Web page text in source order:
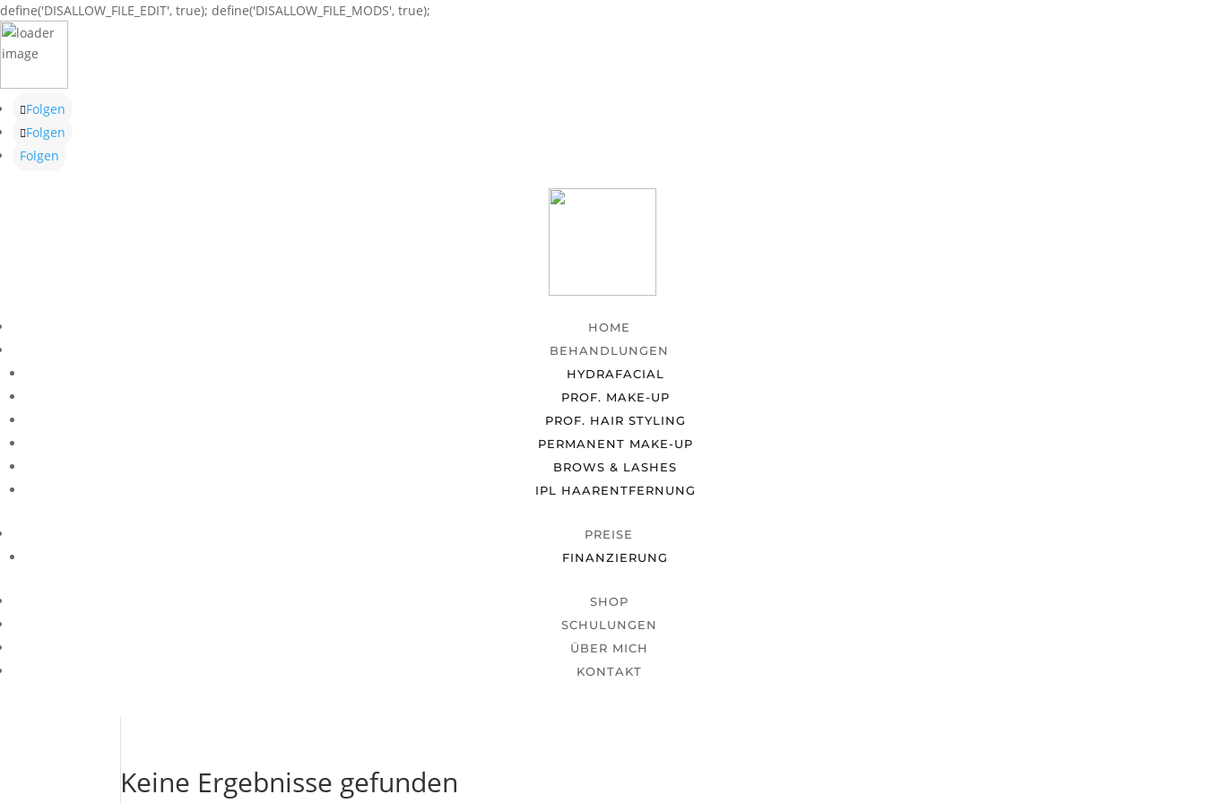
define('DISALLOW_FILE_EDIT', true); define('DISALLOW_FILE_MODS', true);
Folgen
Folgen
Folgen
HOME
BEHANDLUNGEN
HYDRAFACIAL
PROF. MAKE-UP
PROF. HAIR STYLING
PERMANENT MAKE-UP
BROWS & LASHES
IPL HAARENTFERNUNG
PREISE
FINANZIERUNG
SHOP
SCHULUNGEN
ÜBER MICH
KONTAKT
Keine Ergebnisse gefunden